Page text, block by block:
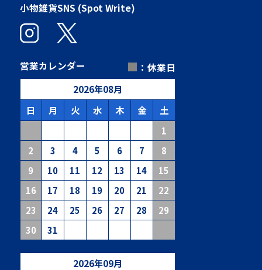
小物雑貨SNS (Spot Write)
営業カレンダー ■ ：休業日
2026年08月
日
月 火 水 木 金 土
1
2
3 4 5 6 7
8
9
10 11 12 13 14
15
16
17 18 19 20 21
22
23
24 25 26 27 28
29
30
31
2026年09月